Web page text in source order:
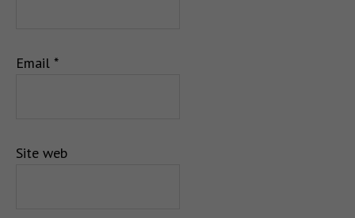
Email *
Site web